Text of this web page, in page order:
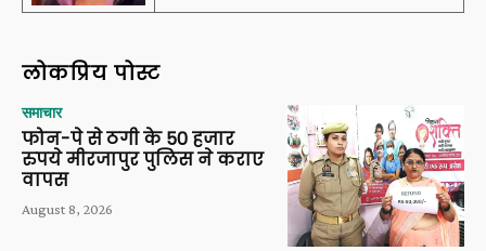
लोकप्रिय पोस्ट
समाचार
फोन-पे से ठगी के 50 हजार
रुपये मीरजापुर पुलिस ने कराए
वापस
August 8, 2026